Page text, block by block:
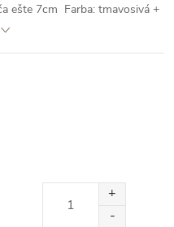
ešte 7cm Farba: tmavosivá +